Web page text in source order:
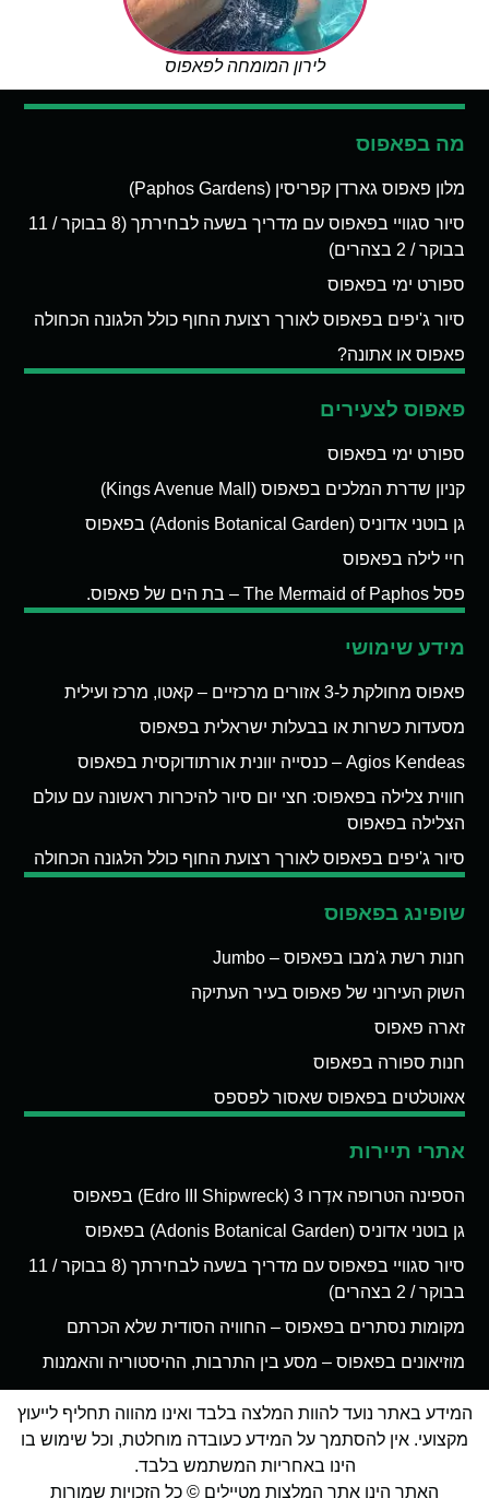
לירון המומחה לפאפוס
מה בפאפוס
מלון פאפוס גארדן קפריסין (Paphos Gardens)
סיור סגוויי בפאפוס עם מדריך בשעה לבחירתך (8 בבוקר / 11
בבוקר / 2 בצהרים)
ספורט ימי בפאפוס
סיור ג'יפים בפאפוס לאורך רצועת החוף כולל הלגונה הכחולה
פאפוס או אתונה?
פאפוס לצעירים
ספורט ימי בפאפוס
קניון שדרת המלכים בפאפוס (Kings Avenue Mall)
גן בוטני אדוניס (Adonis Botanical Garden) בפאפוס
חיי לילה בפאפוס
פסל The Mermaid of Paphos – בת הים של פאפוס.
מידע שימושי
פאפוס מחולקת ל-3 אזורים מרכזיים – קאטו, מרכז ועילית
מסעדות כשרות או בבעלות ישראלית בפאפוס
Agios Kendeas – כנסייה יוונית אורתודוקסית בפאפוס
חווית צלילה בפאפוס: חצי יום סיור להיכרות ראשונה עם עולם
הצלילה בפאפוס
סיור ג'יפים בפאפוס לאורך רצועת החוף כולל הלגונה הכחולה
שופינג בפאפוס
חנות רשת ג'מבו בפאפוס – Jumbo
השוק העירוני של פאפוס בעיר העתיקה
זארה פאפוס
חנות ספורה בפאפוס
אאוטלטים בפאפוס שאסור לפספס
אתרי תיירות
הספינה הטרופה אדְרו 3 (Edro III Shipwreck) בפאפוס
גן בוטני אדוניס (Adonis Botanical Garden) בפאפוס
סיור סגוויי בפאפוס עם מדריך בשעה לבחירתך (8 בבוקר / 11
בבוקר / 2 בצהרים)
מקומות נסתרים בפאפוס – החוויה הסודית שלא הכרתם
מוזיאונים בפאפוס – מסע בין התרבות, ההיסטוריה והאמנות
המידע באתר נועד להוות המלצה בלבד ואינו מהווה תחליף לייעוץ
מקצועי. אין להסתמך על המידע כעובדה מוחלטת, וכל שימוש בו
הינו באחריות המשתמש בלבד.
האתר הינו אתר המלצות מטיילים © כל הזכויות שמורות